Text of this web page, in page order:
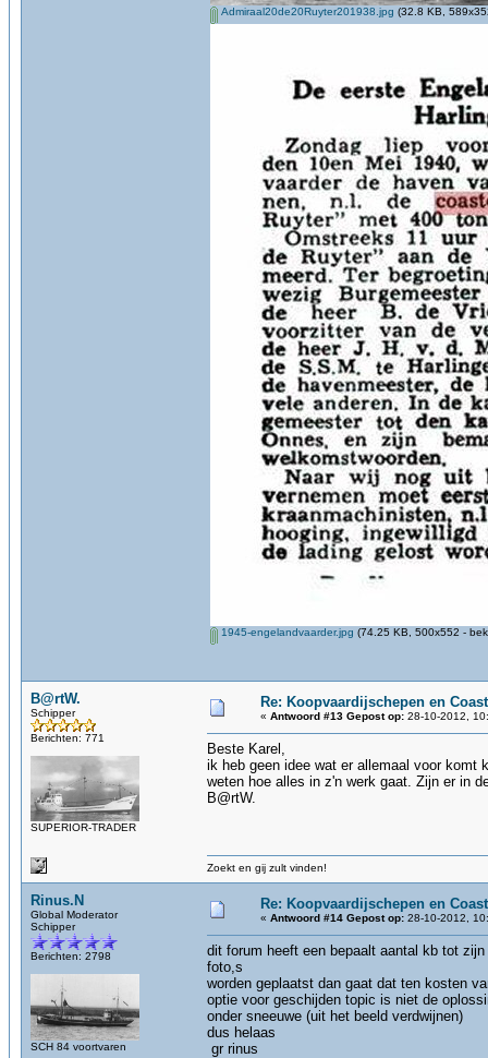
Admiraal20de20Ruyter201938.jpg (32.8 KB,
1945-engelandvaarder.jpg (74.25 KB, 500x552 -
B@rtW.
Schipper
Berichten: 771
SUPERIOR-TRADER
Re: Koopvaardijschepen en
« Antwoord #13 Gepost op: 28-10-2012,
Beste Karel,
ik heb geen idee wat er allemaal voor komt
weten hoe alles in z'n werk gaat. Zijn er in
B@rtW.
Zoekt en gij zult vinden!
Rinus.N
Global Moderator
Schipper
Berichten: 2798
SCH 84 voortvaren
Re: Koopvaardijschepen en
« Antwoord #14 Gepost op: 28-10-2012,
dit forum heeft een bepaalt aantal kb tot
foto,s
worden geplaatst dan gaat dat ten kosten
optie voor geschijden topic is niet de
onder sneeuwe (uit het beeld verdwijnen)
dus helaas
gr rinus